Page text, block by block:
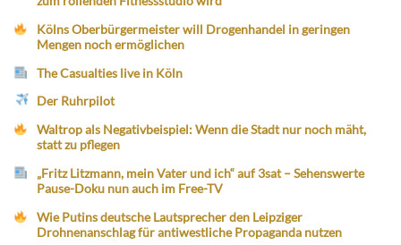
Kölns Oberbürgermeister will Drogenhandel in geringen
Mengen noch ermöglichen
The Casualties live in Köln
Der Ruhrpilot
Waltrop als Negativbeispiel: Wenn die Stadt nur noch mäht,
statt zu pflegen
„Fritz Litzmann, mein Vater und ich“ auf 3sat – Sehenswerte
Pause-Doku nun auch im Free-TV
Wie Putins deutsche Lautsprecher den Leipziger
Drohnenanschlag für antiwestliche Propaganda nutzen